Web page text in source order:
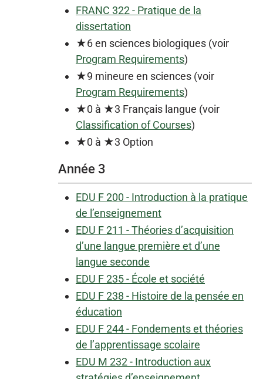
FRANC 322 - Pratique de la
dissertation
★6 en sciences biologiques (voir
Program Requirements)
★9 mineure en sciences (voir
Program Requirements)
★0 à ★3 Français langue (voir
Classification of Courses)
★0 à ★3 Option
Année 3
EDU F 200 - Introduction à la pratique
de l’enseignement
EDU F 211 - Théories d’acquisition
d’une langue première et d’une
langue seconde
EDU F 235 - École et société
EDU F 238 - Histoire de la pensée en
éducation
EDU F 244 - Fondements et théories
de l’apprentissage scolaire
EDU M 232 - Introduction aux